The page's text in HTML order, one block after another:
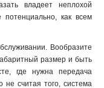
владеет неплохой
как всем
Вообразите
размер и быть
где нужна передача
не считая того, система